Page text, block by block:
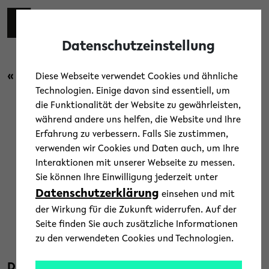
Skip to main content
« Zurück zur Übersicht
Campus/ News
1,2 Millionen Euro für die
Integration von Geflüchteten
an der Universität Bielefeld
17. Februar 2020
Text: Universität Bielefeld
Datenschutzeinstellung
Diese Webseite verwendet Cookies und ähnliche
Technologien. Einige davon sind essentiell, um
die Funktionalität der Website zu gewährleisten,
während andere uns helfen, die Website und Ihre
Erfahrung zu verbessern. Falls Sie zustimmen,
verwenden wir Cookies und Daten auch, um Ihre
Interaktionen mit unserer Webseite zu messen.
Sie können Ihre Einwilligung jederzeit unter
Datenschutzerklärung einsehen und mit
der Wirkung für die Zukunft widerrufen. Auf der
Seite finden Sie auch zusätzliche Informationen
zu den verwendeten Cookies und Technologien.